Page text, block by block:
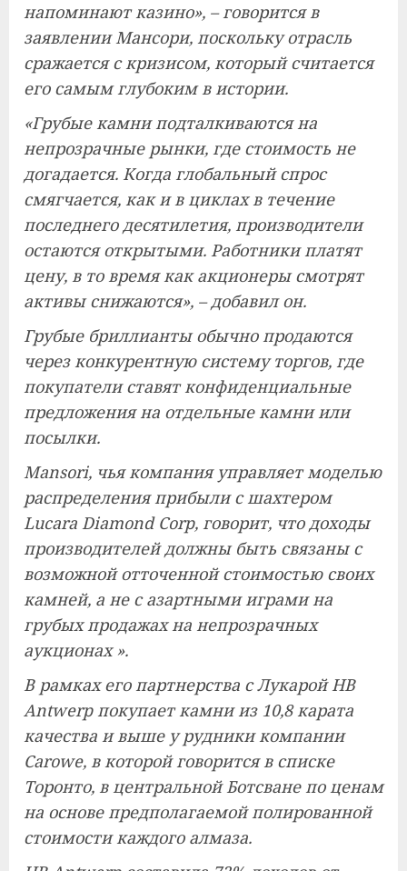
напоминают казино», – говорится в
заявлении Мансори, поскольку отрасль
сражается с кризисом, который считается
его самым глубоким в истории.
«Грубые камни подталкиваются на
непрозрачные рынки, где стоимость не
догадается. Когда глобальный спрос
смягчается, как и в циклах в течение
последнего десятилетия, производители
остаются открытыми. Работники платят
цену, в то время как акционеры смотрят
активы снижаются», – добавил он.
Грубые бриллианты обычно продаются
через конкурентную систему торгов, где
покупатели ставят конфиденциальные
предложения на отдельные камни или
посылки.
Mansori, чья компания управляет моделью
распределения прибыли с шахтером
Lucara Diamond Corp, говорит, что доходы
производителей должны быть связаны с
возможной отточенной стоимостью своих
камней, а не с азартными играми на
грубых продажах на непрозрачных
аукционах ».
В рамках его партнерства с Лукарой HB
Antwerp покупает камни из 10,8 карата
качества и выше у рудники компании
Carowe, в которой говорится в списке
Торонто, в центральной Ботсване по ценам
на основе предполагаемой полированной
стоимости каждого алмаза.